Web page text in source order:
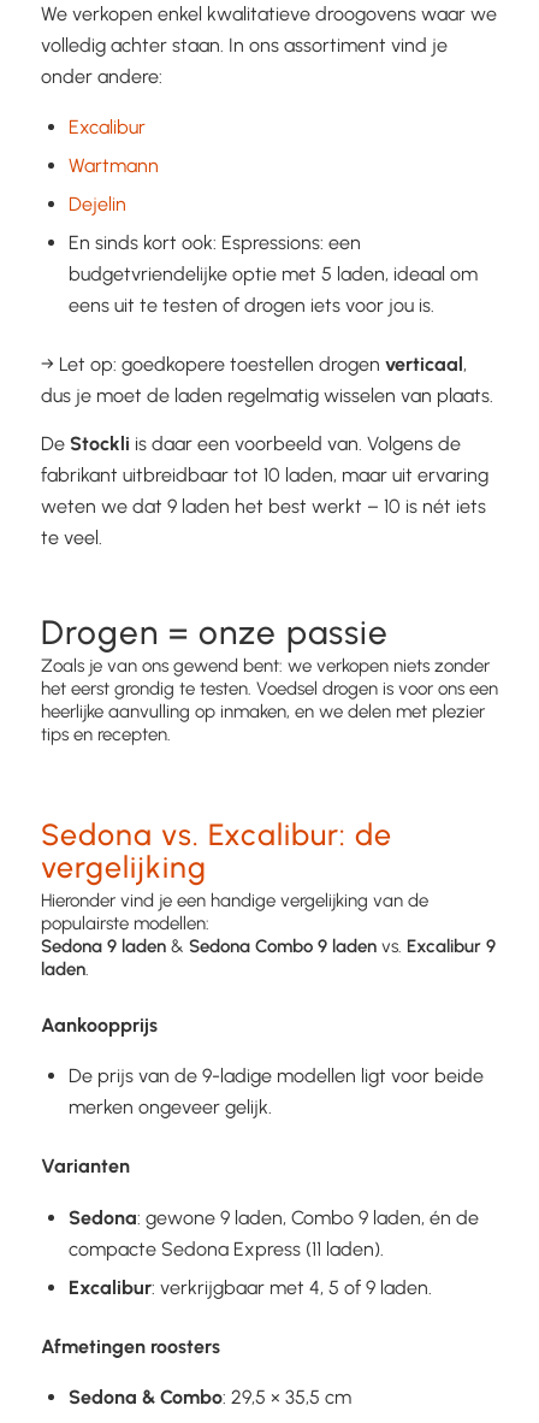
We verkopen enkel kwalitatieve droogovens waar we
volledig achter staan. In ons assortiment vind je
onder andere:
Excalibur
Wartmann
Dejelin
En sinds kort ook: Espressions: een
budgetvriendelijke optie met 5 laden, ideaal om
eens uit te testen of drogen iets voor jou is.
→ Let op: goedkopere toestellen drogen verticaal ,
dus je moet de laden regelmatig wisselen van plaats.
De Stockli is daar een voorbeeld van. Volgens de
fabrikant uitbreidbaar tot 10 laden, maar uit ervaring
weten we dat 9 laden het best werkt – 10 is nét iets
te veel.
Drogen = onze passie
Zoals je van ons gewend bent: we verkopen niets zonder
het eerst grondig te testen. Voedsel drogen is voor ons een
heerlijke aanvulling op inmaken, en we delen met plezier
tips en recepten.
Sedona vs. Excalibur: de
vergelijking
Hieronder vind je een handige vergelijking van de
populairste modellen:
Sedona 9 laden& Sedona Combo 9 ladenvs. Excalibur 9
laden.
Aankoopprijs
De prijs van de 9-ladige modellen ligt voor beide
merken ongeveer gelijk.
Varianten
Sedona: gewone 9 laden, Combo 9 laden, én de
compacte Sedona Express (11 laden).
Excalibur: verkrijgbaar met 4, 5 of 9 laden.
Afmetingen roosters
Sedona & Combo: 29,5 × 35,5 cm